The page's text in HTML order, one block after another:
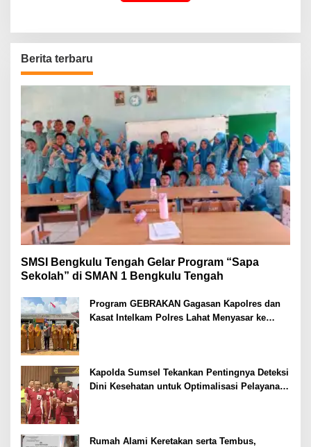
Berita terbaru
SMSI Bengkulu Tengah Gelar Program “Sapa
Sekolah” di SMAN 1 Bengkulu Tengah
Program GEBRAKAN Gagasan Kapolres dan
Kasat Intelkam Polres Lahat Menyasar ke
Kapolda Sumsel Tekankan Pentingnya Deteksi
Dini Kesehatan untuk Optimalisasi Pelayanan
Rumah Alami Keretakan serta Tembus,